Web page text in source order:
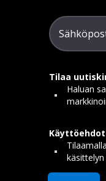
Tilaa
Haluan
Käyttöehdot
käsittelyn